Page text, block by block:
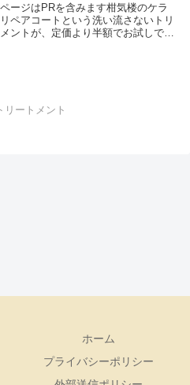
ージはPRを含みます柑気楼のケラ
ペアコートという洗い流さないトリ
ントが、定価より半額でお試しでき
リートメント
ホーム
プライバシーポリシー